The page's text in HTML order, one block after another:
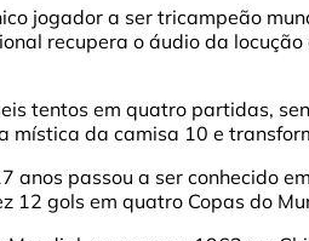
jogador a ser tricampeão
recupera o áudio da
tentos em quatro partidas,
mística da camisa 10 e
anos passou a ser conhecido
12 gols em quatro Copas do